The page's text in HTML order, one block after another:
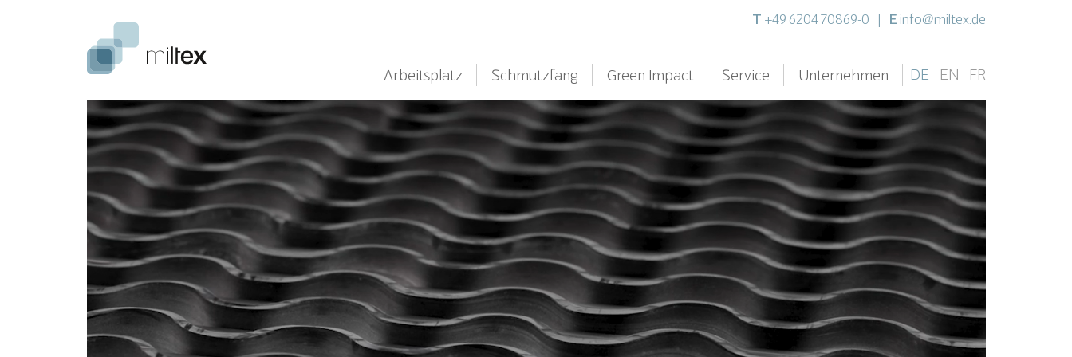
T +49 6204 70869-0 E info@miltex.de
Arbeitsplatz Schmutzfang Green Impact Service Unternehmen DE EN FR